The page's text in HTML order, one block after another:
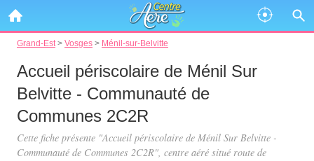
Grand-Est > Vosges > Ménil-sur-Belvitte
Accueil périscolaire de Ménil Sur
Belvitte - Communauté de
Communes 2C2R
Cette fiche présente "Accueil périscolaire de Ménil Sur Belvitte -
Communauté de Communes 2C2R", centre aéré situé route de